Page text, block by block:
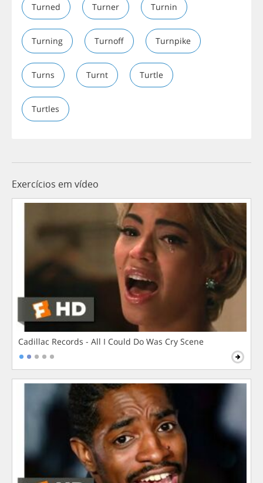
Turned Turner Turnin
Turning Turnoff Turnpike
Turns Turnt Turtle
Turtles
Exercícios em vídeo
Cadillac Records - All I Could Do Was Cry Scene